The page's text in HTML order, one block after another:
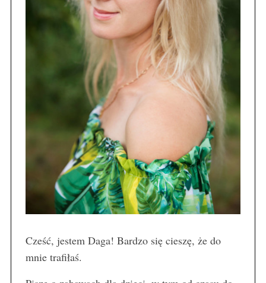
Cześć, jestem Daga! Bardzo się cieszę, że do
mnie trafiłaś.